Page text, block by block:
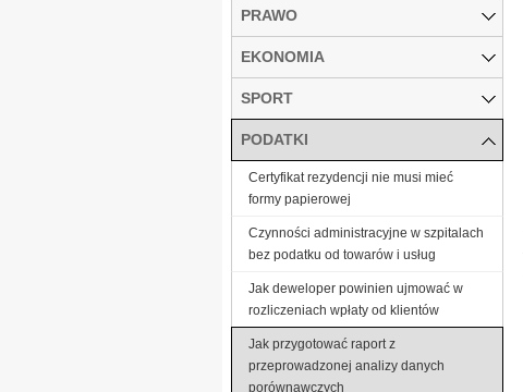
PRAWO
EKONOMIA
SPORT
PODATKI
Certyfikat rezydencji nie musi mieć
formy papierowej
Czynności administracyjne w szpitalach
bez podatku od towarów i usług
Jak deweloper powinien ujmować w
rozliczeniach wpłaty od klientów
Jak przygotować raport z
przeprowadzonej analizy danych
porównawczych